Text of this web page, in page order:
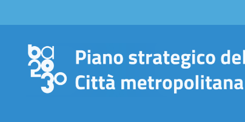
al
contenuto